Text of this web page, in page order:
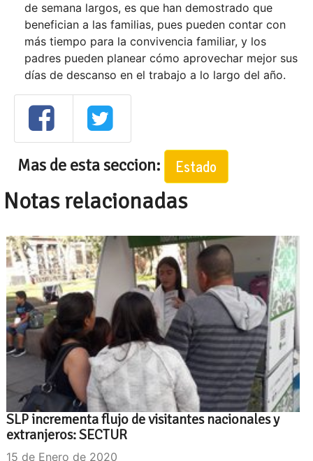
de semana largos, es que han demostrado que
benefician a las familias, pues pueden contar con
más tiempo para la convivencia familiar, y los
padres pueden planear cómo aprovechar mejor sus
días de descanso en el trabajo a lo largo del año.
Mas de esta seccion: Estado
Notas relacionadas
SLP incrementa flujo de visitantes nacionales y
extranjeros: SECTUR
15 de Enero de 2020